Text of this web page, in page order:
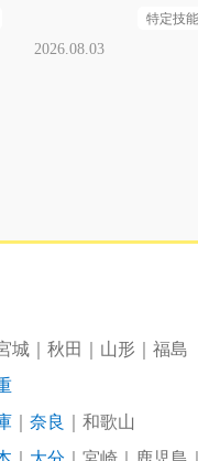
2026.08.03
特定技能
城 秋田 山形 福島
奈良 和歌山